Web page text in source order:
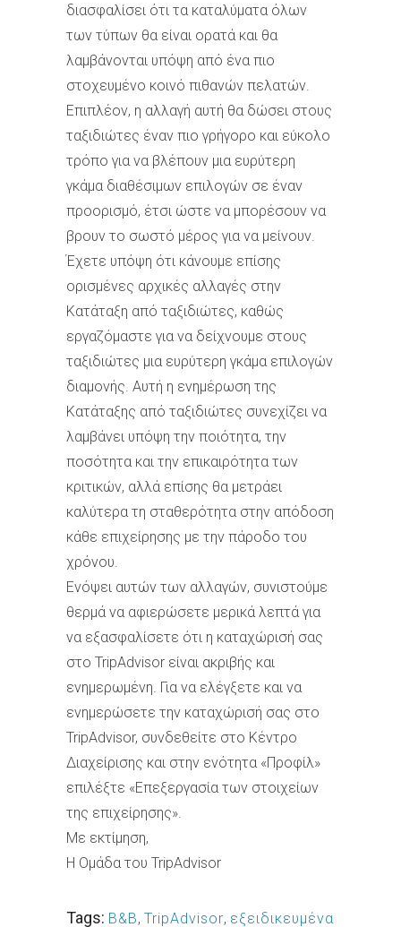
διασφαλίσει ότι τα καταλύματα όλων
των τύπων θα είναι ορατά και θα
λαμβάνονται υπόψη από ένα πιο
στοχευμένο κοινό πιθανών πελατών.
Επιπλέον, η αλλαγή αυτή θα δώσει στους
ταξιδιώτες έναν πιο γρήγορο και εύκολο
τρόπο για να βλέπουν μια ευρύτερη
γκάμα διαθέσιμων επιλογών σε έναν
προορισμό, έτσι ώστε να μπορέσουν να
βρουν το σωστό μέρος για να μείνουν.
Έχετε υπόψη ότι κάνουμε επίσης
ορισμένες αρχικές αλλαγές στην
Κατάταξη από ταξιδιώτες, καθώς
εργαζόμαστε για να δείχνουμε στους
ταξιδιώτες μια ευρύτερη γκάμα επιλογών
διαμονής. Αυτή η ενημέρωση της
Κατάταξης από ταξιδιώτες συνεχίζει να
λαμβάνει υπόψη την ποιότητα, την
ποσότητα και την επικαιρότητα των
κριτικών, αλλά επίσης θα μετράει
καλύτερα τη σταθερότητα στην απόδοση
κάθε επιχείρησης με την πάροδο του
χρόνου.
Ενόψει αυτών των αλλαγών, συνιστούμε
θερμά να αφιερώσετε μερικά λεπτά για
να εξασφαλίσετε ότι η καταχώρισή σας
στο TripAdvisor είναι ακριβής και
ενημερωμένη. Για να ελέγξετε και να
ενημερώσετε την καταχώρισή σας στο
TripAdvisor, συνδεθείτε στο Κέντρο
Διαχείρισης και στην ενότητα «Προφίλ»
επιλέξτε «Επεξεργασία των στοιχείων
της επιχείρησης».
Με εκτίμηση,
Η Ομάδα του TripAdvisor
Tags: B&B, TripAdvisor, εξειδικευμένα